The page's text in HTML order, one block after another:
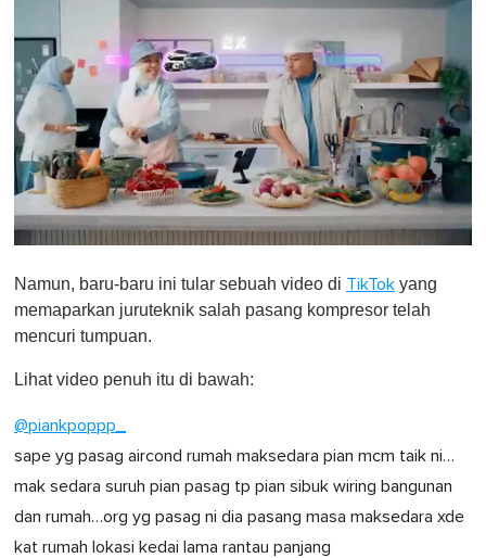
f
1
i
u
,
Namun, baru-baru ini tular sebuah video di TikTok yang
memaparkan juruteknik salah pasang kompresor telah
mencuri tumpuan.
Lihat video penuh itu di bawah:
@piankpoppp_
sape yg pasag aircond rumah maksedara pian mcm taik ni…
mak sedara suruh pian pasag tp pian sibuk wiring bangunan
dan rumah…org yg pasag ni dia pasang masa maksedara xde
kat rumah lokasi kedai lama rantau panjang